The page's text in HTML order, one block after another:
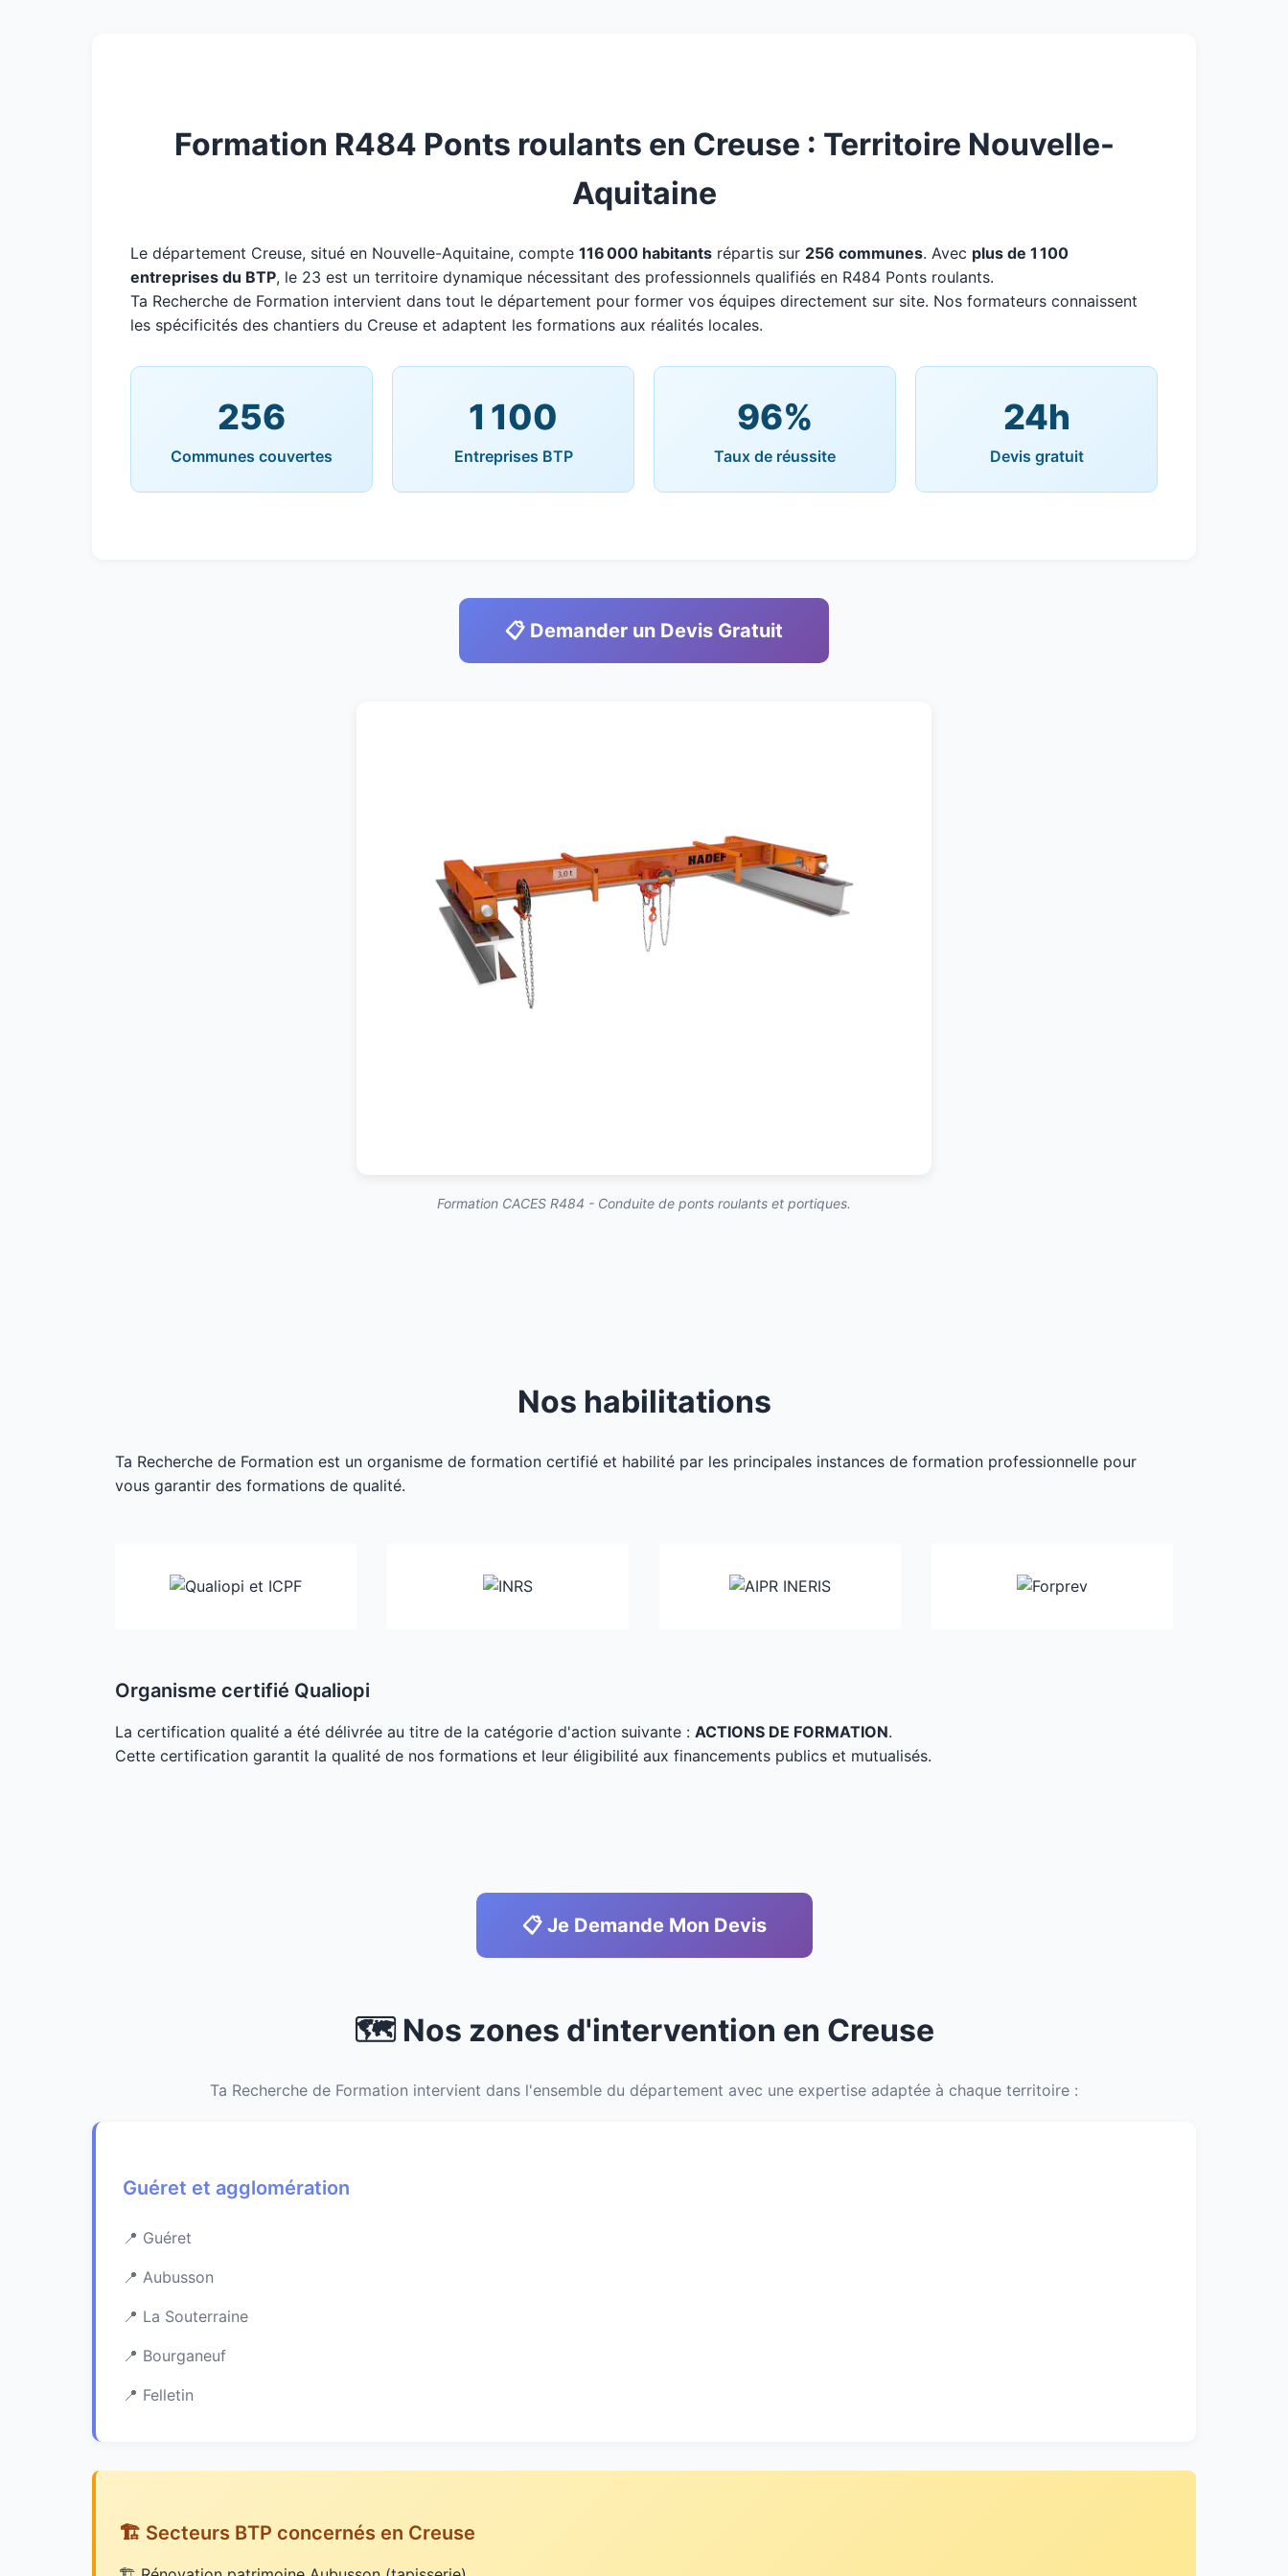
Formation R484 Ponts roulants en Creuse : Territoire Nouvelle-
Aquitaine
Le département Creuse, situé en Nouvelle-Aquitaine, compte 116 000 habitants répartis sur 256 communes. Avec plus de 1 100
entreprises du BTP, le 23 est un territoire dynamique nécessitant des professionnels qualifiés en R484 Ponts roulants.
Ta Recherche de Formation intervient dans tout le département pour former vos équipes directement sur site. Nos formateurs connaissent
les spécificités des chantiers du Creuse et adaptent les formations aux réalités locales.
256
Communes couvertes
1 100
Entreprises BTP
96%
Taux de réussite
24h
Devis gratuit
📋 Demander un Devis Gratuit
Formation CACES R484 - Conduite de ponts roulants et portiques.
Nos habilitations
Ta Recherche de Formation est un organisme de formation certifié et habilité par les principales instances de formation professionnelle pour
vous garantir des formations de qualité.
Organisme certifié Qualiopi
La certification qualité a été délivrée au titre de la catégorie d'action suivante : ACTIONS DE FORMATION.
Cette certification garantit la qualité de nos formations et leur éligibilité aux financements publics et mutualisés.
📋 Je Demande Mon Devis
🗺️ Nos zones d'intervention en Creuse
Ta Recherche de Formation intervient dans l'ensemble du département avec une expertise adaptée à chaque territoire :
Guéret et agglomération
Guéret
Aubusson
La Souterraine
Bourganeuf
Felletin
🏗️ Secteurs BTP concernés en Creuse